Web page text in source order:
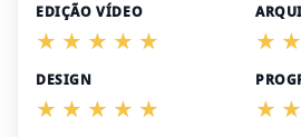
EDIÇÃO VÍDEO
DESIGN